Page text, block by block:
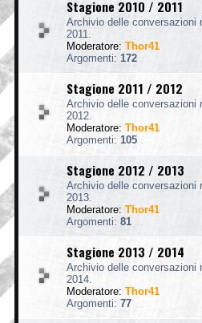
Stagione 2010 / 2011
Archivio delle conversazioni
2011.
Moderatore: Thor41
Argomenti: 172
Stagione 2011 / 2012
Archivio delle conversazioni
2012.
Moderatore: Thor41
Argomenti: 105
Stagione 2012 / 2013
Archivio delle conversazioni
2013.
Moderatore: Thor41
Argomenti: 81
Stagione 2013 / 2014
Archivio delle conversazioni
2014.
Moderatore: Thor41
Argomenti: 77